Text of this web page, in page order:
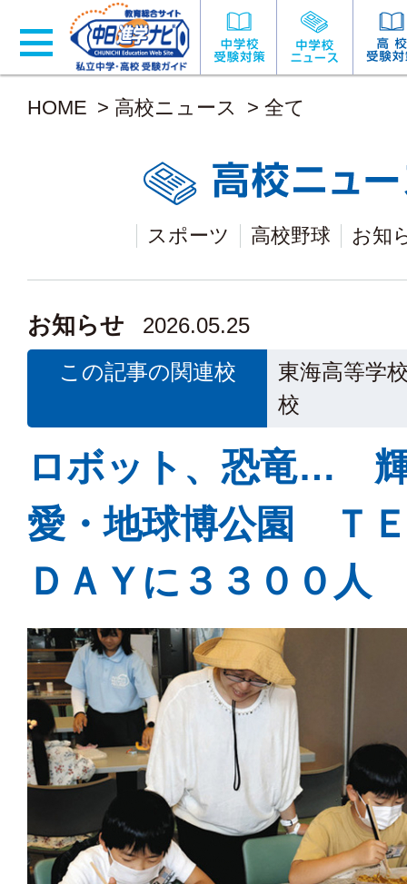
HOME > 高校ニュース > 全て
スポーツ 高校野球 お知
お知らせ
2026.05.25
この記事の関連校
東海高等学
校
ロボット、恐竜…
愛・地球博公園 Ｔ
ＤＡＹに３３００人